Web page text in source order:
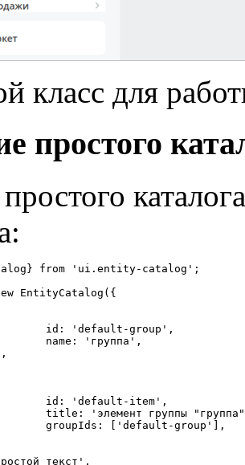
класс для
простого
from 'ui.entity-catalog';
EntityCatalog({